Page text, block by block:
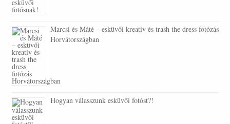
Marcsi és Máté – esküvői kreatív és trash the dress fotózás
Horvátországban
Hogyan válasszunk esküvői fotóst?!